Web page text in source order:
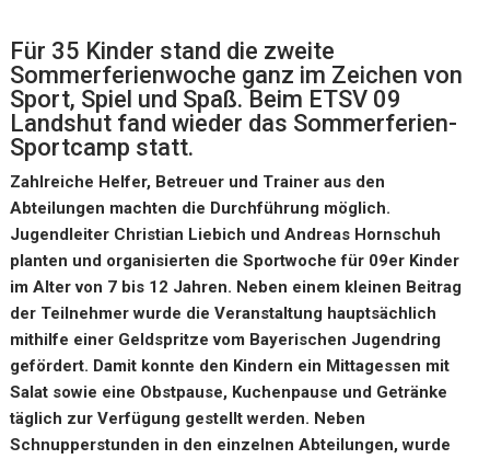
Für 35 Kinder stand die zweite
Sommerferienwoche ganz im Zeichen von
Sport, Spiel und Spaß. Beim ETSV 09
Landshut fand wieder das Sommerferien-
Sportcamp statt.
Zahlreiche Helfer, Betreuer und Trainer aus den
Abteilungen machten die Durchführung möglich.
Jugendleiter Christian Liebich und Andreas Hornschuh
planten und organisierten die Sportwoche für 09er Kinder
im Alter von 7 bis 12 Jahren. Neben einem kleinen Beitrag
der Teilnehmer wurde die Veranstaltung hauptsächlich
mithilfe einer Geldspritze vom Bayerischen Jugendring
gefördert. Damit konnte den Kindern ein Mittagessen mit
Salat sowie eine Obstpause, Kuchenpause und Getränke
täglich zur Verfügung gestellt werden. Neben
Schnupperstunden in den einzelnen Abteilungen, wurde